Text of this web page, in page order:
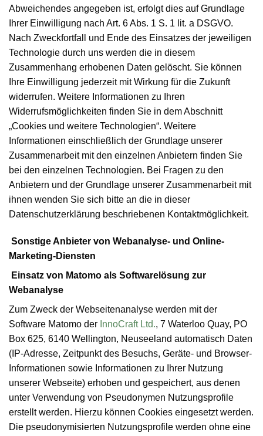
Abweichendes angegeben ist, erfolgt dies auf Grundlage
Ihrer Einwilligung nach Art. 6 Abs. 1 S. 1 lit. a DSGVO.
Nach Zweckfortfall und Ende des Einsatzes der jeweiligen
Technologie durch uns werden die in diesem
Zusammenhang erhobenen Daten gelöscht. Sie können
Ihre Einwilligung jederzeit mit Wirkung für die Zukunft
widerrufen. Weitere Informationen zu Ihren
Widerrufsmöglichkeiten finden Sie in dem Abschnitt
„Cookies und weitere Technologien“. Weitere
Informationen einschließlich der Grundlage unserer
Zusammenarbeit mit den einzelnen Anbietern finden Sie
bei den einzelnen Technologien. Bei Fragen zu den
Anbietern und der Grundlage unserer Zusammenarbeit mit
ihnen wenden Sie sich bitte an die in dieser
Datenschutzerklärung beschriebenen Kontaktmöglichkeit.
Sonstige Anbieter von Webanalyse- und Online-
Marketing-Diensten
Einsatz von Matomo als Softwarelösung zur
Webanalyse
Zum Zweck der Webseitenanalyse werden mit der
Software Matomo der InnoCraft Ltd., 7 Waterloo Quay, PO
Box 625, 6140 Wellington, Neuseeland automatisch Daten
(IP-Adresse, Zeitpunkt des Besuchs, Geräte- und Browser-
Informationen sowie Informationen zu Ihrer Nutzung
unserer Webseite) erhoben und gespeichert, aus denen
unter Verwendung von Pseudonymen Nutzungsprofile
erstellt werden. Hierzu können Cookies eingesetzt werden.
Die pseudonymisierten Nutzungsprofile werden ohne eine